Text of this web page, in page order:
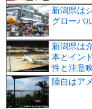
新潟県は
グローバ
新潟県は
本とイン
性と注意
陸自はア